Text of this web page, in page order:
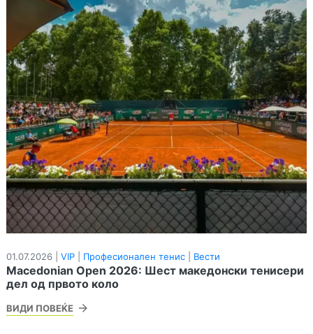
01.07.2026 | VIP Професионален тенис Вести
Macedonian Open 2026: Шест македонски тенисери
дел од првото коло
ВИДИ ПОВЕЌЕ